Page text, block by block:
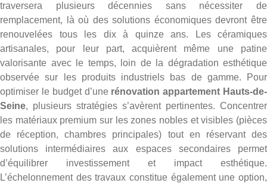
traversera plusieurs décennies sans nécessiter de
remplacement, là où des solutions économiques devront être
renouvelées tous les dix à quinze ans. Les céramiques
artisanales, pour leur part, acquièrent même une patine
valorisante avec le temps, loin de la dégradation esthétique
observée sur les produits industriels bas de gamme. Pour
optimiser le budget d’une rénovation appartement Hauts-de-
Seine, plusieurs stratégies s’avèrent pertinentes. Concentrer
les matériaux premium sur les zones nobles et visibles (pièces
de réception, chambres principales) tout en réservant des
solutions intermédiaires aux espaces secondaires permet
d’équilibrer investissement et impact esthétique.
L’échelonnement des travaux constitue également une option,